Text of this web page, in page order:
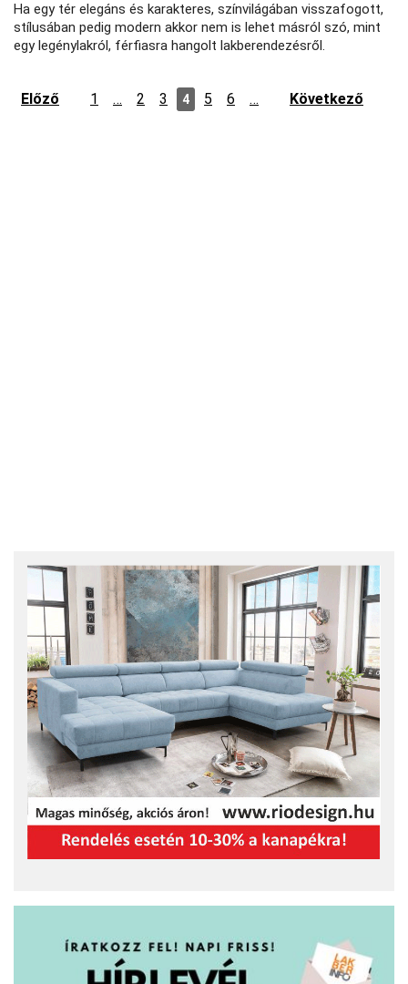
Ha egy tér elegáns és karakteres, színvilágában visszafogott,
stílusában pedig modern akkor nem is lehet másról szó, mint
egy legénylakról, férfiasra hangolt lakberendezésről.
Előző 1 … 2 3 4 5 6 … Következő